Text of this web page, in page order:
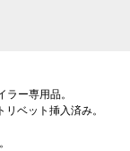
ー専用品。
ベット挿入済み。